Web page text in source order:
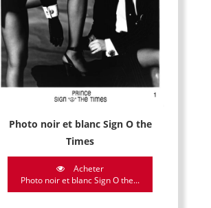
Photo noir et blanc Sign O the
Times
Acheter
Photo noir et blanc Sign O the...